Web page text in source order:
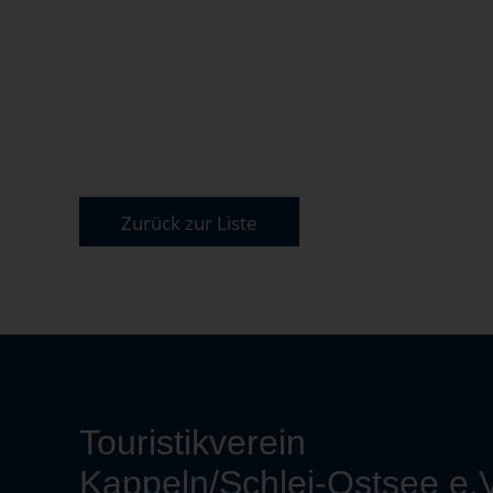
Zurück zur Liste
Touristikverein
Kappeln/Schlei-Ostsee